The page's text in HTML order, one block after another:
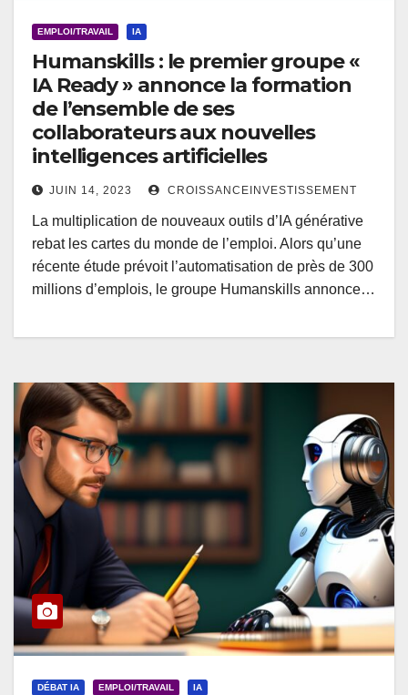
EMPLOI/TRAVAIL IA
Humanskills : le premier groupe «
IA Ready » annonce la formation
de l’ensemble de ses
collaborateurs aux nouvelles
intelligences artificielles
JUIN 14, 2023 CROISSANCEINVESTISSEMENT
La multiplication de nouveaux outils d’IA générative
rebat les cartes du monde de l’emploi. Alors qu’une
récente étude prévoit l’automatisation de près de 300
millions d’emplois, le groupe Humanskills annonce…
DÉBAT IA EMPLOI/TRAVAIL IA